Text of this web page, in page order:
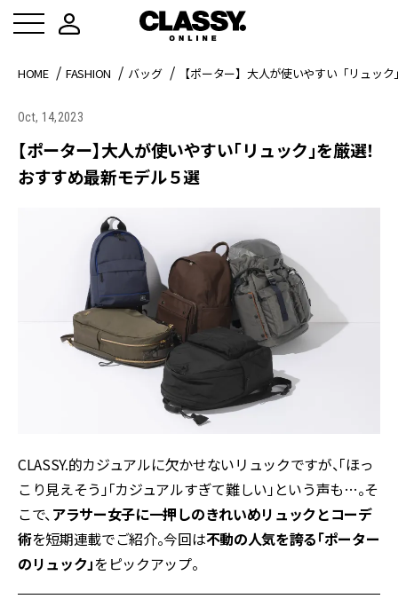
HOME FASHION バッグ 【ポーター】大人が使いやすい「リュッ
Oct, 14,2023
【ポーター】大人が使いやすい「リュック」を厳選！
おすすめ最新モデル５選
CLASSY.的カジュアルに欠かせないリュックですが、「ほっ
こり見えそう」「カジュアルすぎて難しい」という声も…。そ
こで、アラサー女子に一押しのきれいめリュックとコーデ
術を短期連載でご紹介。今回は不動の人気を誇る「ポーター
のリュック」をピックアップ。